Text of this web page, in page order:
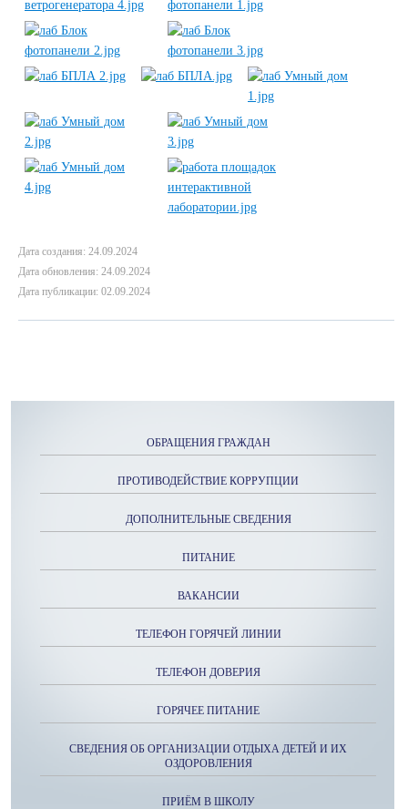
Дата создания: 24.09.2024
Дата обновления: 24.09.2024
Дата публикации: 02.09.2024
ОБРАЩЕНИЯ ГРАЖДАН
ПРОТИВОДЕЙСТВИЕ КОРРУПЦИИ
ДОПОЛНИТЕЛЬНЫЕ СВЕДЕНИЯ
ПИТАНИЕ
ВАКАНСИИ
ТЕЛЕФОН ГОРЯЧЕЙ ЛИНИИ
ТЕЛЕФОН ДОВЕРИЯ
ГОРЯЧЕЕ ПИТАНИЕ
СВЕДЕНИЯ ОБ ОРГАНИЗАЦИИ ОТДЫХА ДЕТЕЙ И ИХ
ОЗДОРОВЛЕНИЯ
ПРИЁМ В ШКОЛУ